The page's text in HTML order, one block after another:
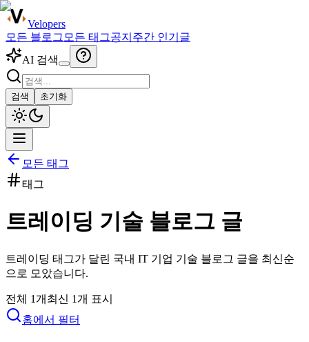
Velopers
모든 블로그 모든 태그공지 주간 인기글
AI 검색
검색 초기화
모든 태그
태그
트레이딩 기술 블로그 글
트레이딩 태그가 달린 국내 IT 기업 기술 블로그 글을 최신순
으로 모았습니다.
전체 1개 최신 1개 표시
홈에서 필터